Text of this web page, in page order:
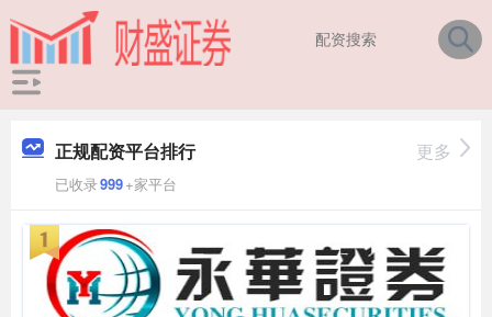
正规配资平台排行
已收录999+家平台
更多